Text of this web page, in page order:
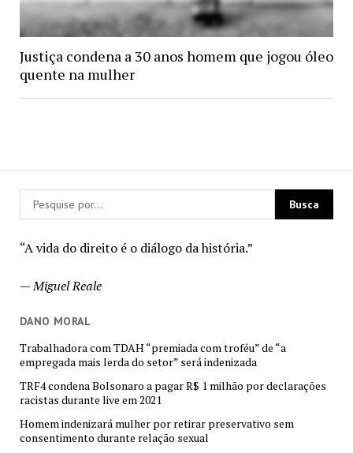
“A vida do direito é o diálogo da história.”
—Miguel Reale
DANO MORAL
Trabalhadora com TDAH “premiada com troféu” de “a
empregada mais lerda do setor” será indenizada
TRF4 condena Bolsonaro a pagar R$ 1 milhão por declarações
racistas durante live em 2021
Homem indenizará mulher por retirar preservativo sem
consentimento durante relação sexual
Justiça condena a 30 anos homem que jogou óleo
quente na mulher